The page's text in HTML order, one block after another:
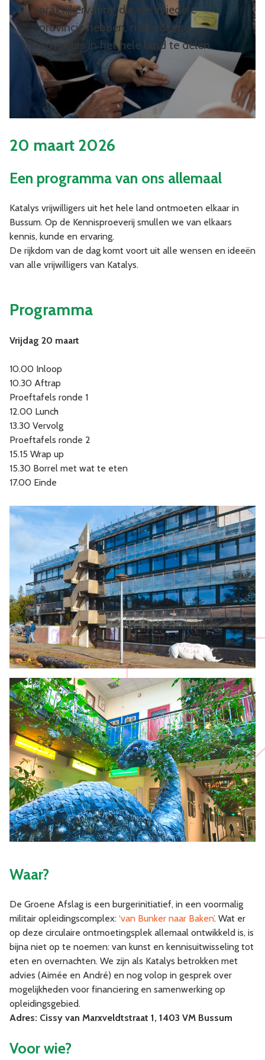
praktijkervaring die we in iedere
provincie hebben, met collega
adviseurs in het hele land te delen.
20 maart 2026
Een programma van ons allemaal
Katalys vrijwilligers uit het hele land ontmoeten elkaar in
Bussum. Op de Kennisproeverij smullen we van elkaars
kennis, kunde en ervaring.
De rijkdom van de dag komt voort uit alle wensen en ideeën
van alle vrijwilligers van Katalys.
Programma
Vrijdag 20 maart
10.00 Inloop
10.30 Aftrap
Proeftafels ronde 1
12.00 Lunch
13.30 Vervolg
Proeftafels ronde 2
15.15 Wrap up
15.30 Borrel met wat te eten
17.00 Einde
Waar?
De Groene Afslag is een burgerinitiatief, in een voormalig
militair opleidingscomplex: ‘van Bunker naar Baken’. Wat er
op deze circulaire ontmoetingsplek allemaal ontwikkeld is, is
bijna niet op te noemen: van kunst en kennisuitwisseling tot
eten en overnachten. We zijn als Katalys betrokken met
advies (Aimée en André) en nog volop in gesprek over
mogelijkheden voor financiering en samenwerking op
opleidingsgebied.
Adres: Cissy van Marxveldtstraat 1, 1403 VM Bussum
Voor wie?